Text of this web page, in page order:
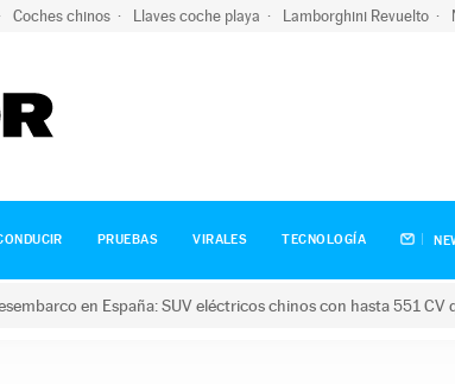
Coches chinos Llaves coche playa Lamborghini Revuelto
PRUEBAS VIRALES TECNOLOGÍA
en España: SUV eléctricos chinos con hasta 551 CV